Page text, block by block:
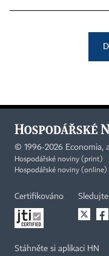
© 1996-2026 Economia,
Hospodářské noviny (print)
Hospodářské noviny (online)
Certifikováno
Stáhněte si aplikaci HN